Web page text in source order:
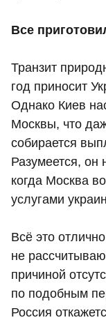
Все
Транзит
год приносит
Однако Киев
Москвы, что
собирается
Разумеется, он
когда Москва
услугами
Всё это
не
причиной
по подобным
Россия